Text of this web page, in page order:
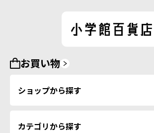
お買い物
ショップから探す
カテゴリから探す